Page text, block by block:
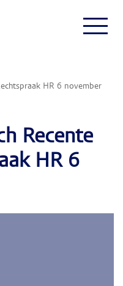
HR 6 november
Recente
HR 6